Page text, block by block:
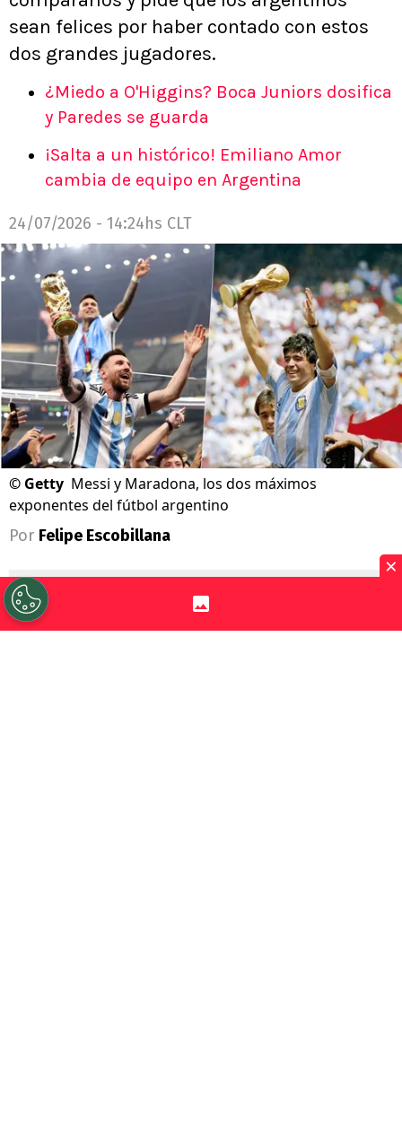
sean felices por haber contado con estos
dos grandes jugadores.
¿Miedo a O'Higgins? Boca Juniors dosifica
y Paredes se guarda
¡Salta a un histórico! Emiliano Amor
cambia de equipo en Argentina
24/07/2026 - 14:24hs CLT
© Getty Messi y Maradona, los dos máximos
exponentes del fútbol argentino
Por Felipe Escobillana
×